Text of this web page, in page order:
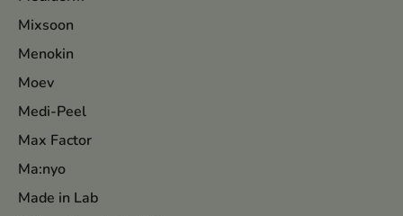
Mixsoon
Menokin
Moev
Medi-Peel
Max Factor
Ma:nyo
Made in Lab